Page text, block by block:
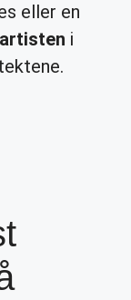
eller en
artisten i